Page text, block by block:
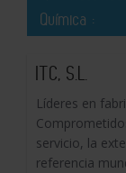
Química :
ITC, S.L.
Líderes en
servicio, la
referencia